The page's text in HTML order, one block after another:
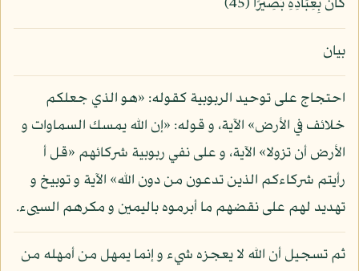
كَانَ بِعِبَادِهِ بَصِيرًا (45)
بيان
احتجاج على توحيد الربوبية كقوله: «هو الذي جعلكم
خلائف في الأرض» الآية، و قوله: «إن الله يمسك السماوات و
الأرض أن تزولا» الآية، و على نفي ربوبية شركائهم «قل أ
رأيتم شركاءكم الذين تدعون من دون الله» الآية و توبيخ و
تهديد لهم على نقضهم ما أبرموه باليمين و مكرهم السيىء.
ثم تسجيل أن الله لا يعجزه شيء و إنما يمهل من أمهله من